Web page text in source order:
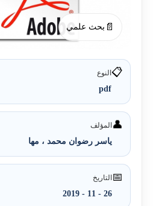
📄 بحث علمي
📋النوع
pdf
👤المؤلف
ياسر رضوان محمد ، مها
📅التاريخ
26 - 11 - 2019